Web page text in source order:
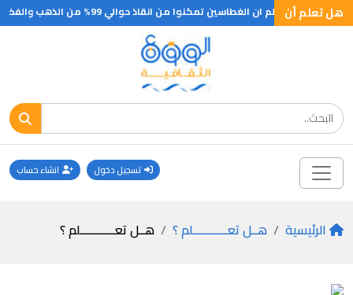
هل تعلم أنهل تعلم ان الغطاسين تمكنوا من انقاذ حوالي 99% من الذهب والفضة من عمق 40 مترا والذي غرق مع السفينة لورنتيك عام 1917م والبالغ قيمته حوالي خمسة مليون جنية
تسجيل دخول انشاء حساب
الرئيسية هــل تعـــــــــــلم ؟ هــل تعـــــــــــلم ؟